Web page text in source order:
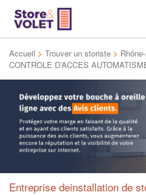
Accueil > Trouver un storiste >
CONTROLE D’ACCES
Entreprise deinstallation de